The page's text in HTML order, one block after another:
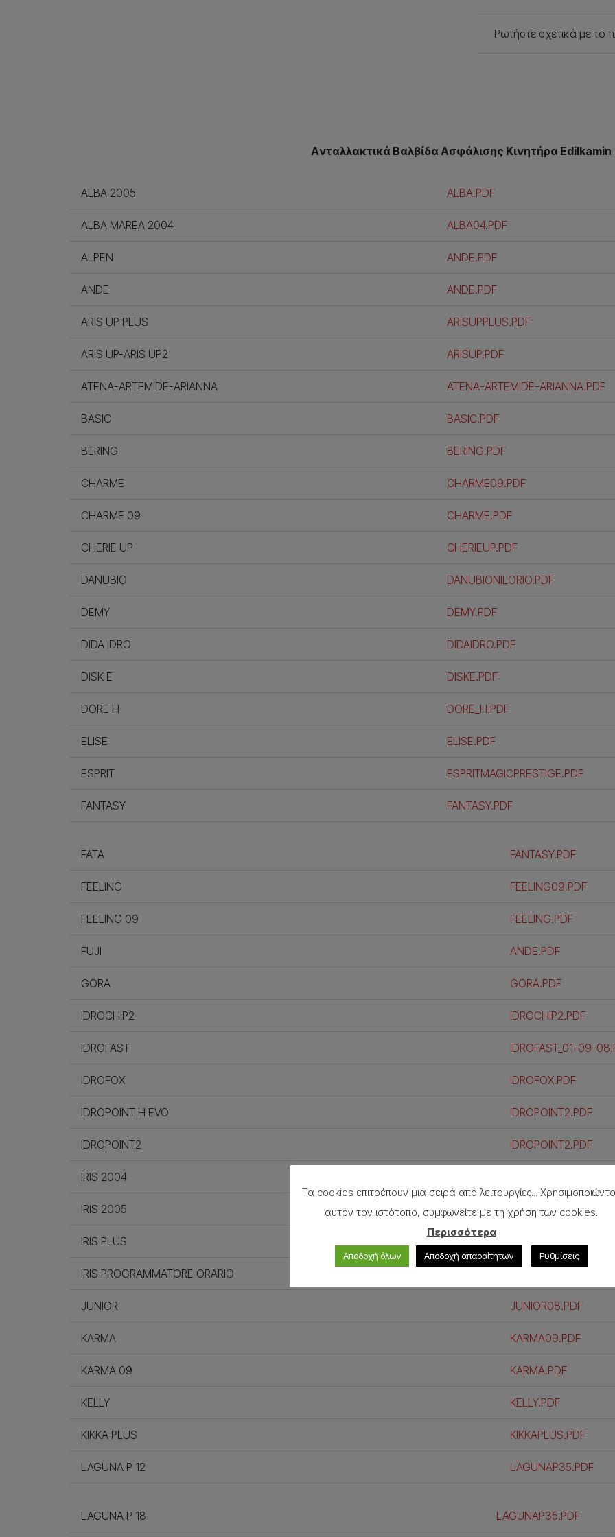
Ρωτήστε σχετικά με το
Aνταλλακτικά Βαλβίδα Ασφάλισης Κινητήρα Edilkamin
ALBA 2005 ALBA.PDF
ALBA MAREA 2004 ALBA04.PDF
ALPEN ANDE.PDF
ANDE ANDE.PDF
ARIS UP PLUS ARISUPPLUS.PDF
ARIS UP-ARIS UP2 ARISUP.PDF
ATENA-ARTEMIDE-ARIANNA ATENA-ARTEMIDE-ARIANNA.PDF
BASIC BASIC.PDF
BERING BERING.PDF
CHARME CHARME09.PDF
CHARME 09 CHARME.PDF
CHERIE UP CHERIEUP.PDF
DANUBIO DANUBIONILORIO.PDF
DEMY DEMY.PDF
DIDA IDRO DIDAIDRO.PDF
DISK E DISKE.PDF
DORE H DORE_H.PDF
ELISE ELISE.PDF
ESPRIT ESPRITMAGICPRESTIGE.PDF
FANTASY FANTASY.PDF
FATA FANTASY.PDF
FEELING FEELING09.PDF
FEELING 09 FEELING.PDF
FUJI ANDE.PDF
GORA GORA.PDF
IDROCHIP2 IDROCHIP2.PDF
IDROFAST IDROFAST_01-09-
IDROFOX IDROFOX.PDF
IDROPOINT H EVO IDROPOINT2.PDF
IDROPOINT2 IDROPOINT2.PDF
IRIS 2004
IRIS 2005 IRIS2005.PDF
IRIS PLUS
IRIS PROGRAMMATORE ORARIO
JUNIOR JUNIOR08.PDF
KARMA KARMA09.PDF
KARMA 09 KARMA.PDF
KELLY KELLY.PDF
KIKKA PLUS KIKKAPLUS.PDF
LAGUNA P 12 LAGUNAP35.PDF
LAGUNA P 18 LAGUNAP35.PDF
Τα cookies επιτρέπουν μια σειρά από λειτουργίες...
αυτόν τον ιστότοπο, συμφωνείτε με τη χρήση των cookies.
Περισσότερα
Αποδοχή όλων Αποδοχή απαραίτητων Ρυθμίσεις